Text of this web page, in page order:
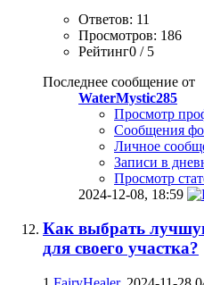
Ответов: 11
Просмотров: 186
Рейтинг0 / 5
Последнее сообщение от
WaterMystic285
Просмотр
Сообщения
Личное
Записи в
Просмотр
2024-12-08, 18:59
Как выбрать
для своего участка?